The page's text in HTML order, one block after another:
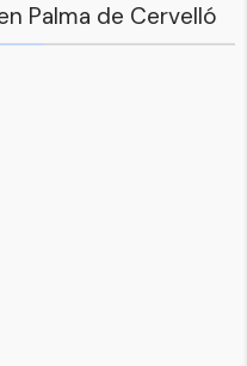
Palma de Cervelló